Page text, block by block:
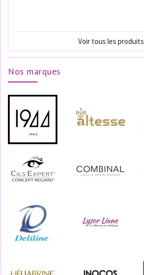
Voir tous les produits
Nos marques